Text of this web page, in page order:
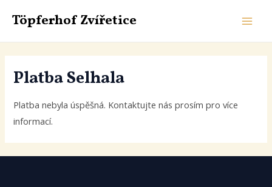
Inhalt
springen
Töpferhof Zvířetice
Platba Selhala
Platba nebyla úspěšná. Kontaktujte nás prosím pro více
informací.